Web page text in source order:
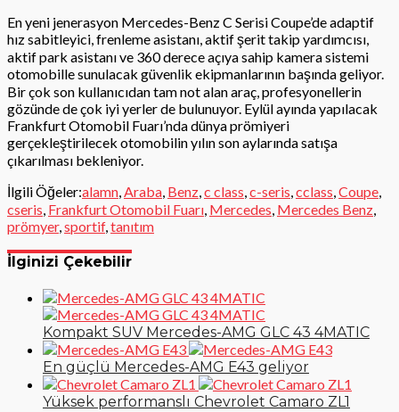
En yeni jenerasyon Mercedes-Benz C Serisi Coupe’de adaptif
hız sabitleyici, frenleme asistanı, aktif şerit takip yardımcısı,
aktif park asistanı ve 360 derece açıya sahip kamera sistemi
otomobille sunulacak güvenlik ekipmanlarının başında geliyor.
Bir çok son kullanıcıdan tam not alan araç, profesyonellerin
gözünde de çok iyi yerler de bulunuyor. Eylül ayında yapılacak
Frankfurt Otomobil Fuarı’nda dünya prömiyeri
gerçekleştirilecek otomobilin yılın son aylarında satışa
çıkarılması bekleniyor.
İlgili Öğeler:alamn Araba Benz c class c-seris cclass Coupe
cseris Frankfurt Otomobil Fuarı Mercedes Mercedes Benz
prömyer, sportif, tanıtım
İlginizi Çekebilir
Kompakt SUV Mercedes-AMG GLC 43 4MATIC
En güçlü Mercedes-AMG E43 geliyor
Yüksek performanslı Chevrolet Camaro ZL1